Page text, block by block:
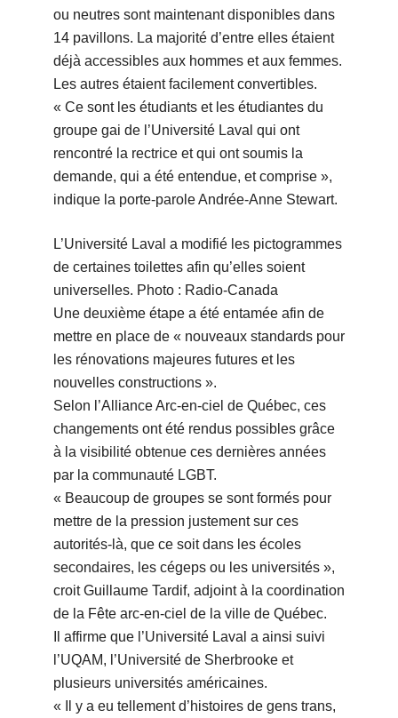
ou neutres sont maintenant disponibles dans
14 pavillons. La majorité d’entre elles étaient
déjà accessibles aux hommes et aux femmes.
Les autres étaient facilement convertibles.
« Ce sont les étudiants et les étudiantes du
groupe gai de l’Université Laval qui ont
rencontré la rectrice et qui ont soumis la
demande, qui a été entendue, et comprise »,
indique la porte-parole Andrée-Anne Stewart.
L’Université Laval a modifié les pictogrammes
de certaines toilettes afin qu’elles soient
universelles. Photo : Radio-Canada
Une deuxième étape a été entamée afin de
mettre en place de « nouveaux standards pour
les rénovations majeures futures et les
nouvelles constructions ».
Selon l’Alliance Arc-en-ciel de Québec, ces
changements ont été rendus possibles grâce
à la visibilité obtenue ces dernières années
par la communauté LGBT.
« Beaucoup de groupes se sont formés pour
mettre de la pression justement sur ces
autorités-là, que ce soit dans les écoles
secondaires, les cégeps ou les universités »,
croit Guillaume Tardif, adjoint à la coordination
de la Fête arc-en-ciel de la ville de Québec.
Il affirme que l’Université Laval a ainsi suivi
l’UQAM, l’Université de Sherbrooke et
plusieurs universités américaines.
« Il y a eu tellement d’histoires de gens trans,